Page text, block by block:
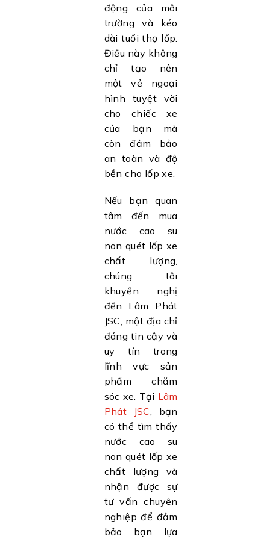
động của môi
trường và kéo
dài tuổi thọ lốp.
Điều này không
chỉ tạo nên
một vẻ ngoại
hình tuyệt vời
cho chiếc xe
của bạn mà
còn đảm bảo
an toàn và độ
bền cho lốp xe.
Nếu bạn quan
tâm đến mua
nước cao su
non quét lốp xe
chất lượng,
chúng tôi
khuyến nghị
đến Lâm Phát
JSC, một địa chỉ
đáng tin cậy và
uy tín trong
lĩnh vực sản
phẩm chăm
sóc xe. Tại Lâm
Phát JSC, bạn
có thể tìm thấy
nước cao su
non quét lốp xe
chất lượng và
nhận được sự
tư vấn chuyên
nghiệp để đảm
bảo bạn lựa